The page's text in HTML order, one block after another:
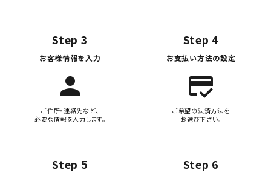
Step 3
お客様情報を入力
person
ご住所・連絡先など、
必要な情報を入力します。
Step 4
お支払い方法の設定
credit_score
ご希望の決済方法を
お選び下さい。
Step 5 Step 6